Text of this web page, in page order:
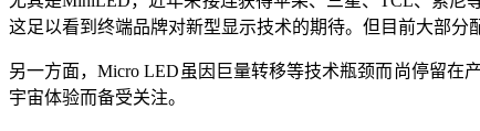
这足以看到终端品牌对新型显示技术的期待。但目前大部
另一方面，Micro LED虽因巨量转移等技术瓶颈而尚停留在
宇宙体验而备受关注。